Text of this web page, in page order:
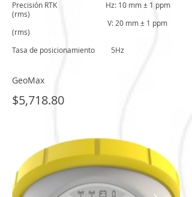
Precisión RTK Hz: 10 mm ± 1 ppm
(rms)
V: 20 mm ± 1 ppm
(rms)
Tasa de posicionamiento 5Hz
GeoMax
$5,718.80